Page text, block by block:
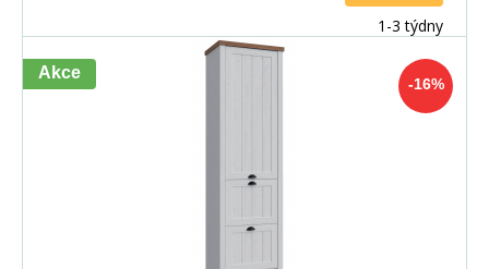
1-3 týdny
-16%
Akce